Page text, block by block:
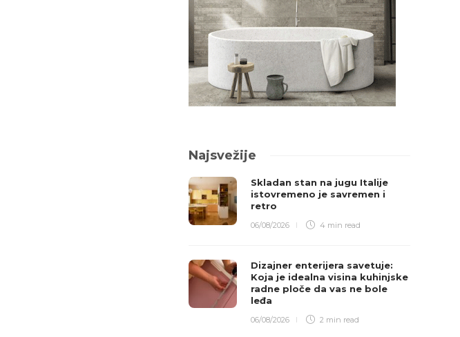
Najsvežije
Skladan stan na jugu Italije
istovremeno je savremen i
retro
06/08/2026 4 min read
Dizajner enterijera savetuje:
Koja je idealna visina kuhinjske
radne ploče da vas ne bole
leđa
06/08/2026 2 min read